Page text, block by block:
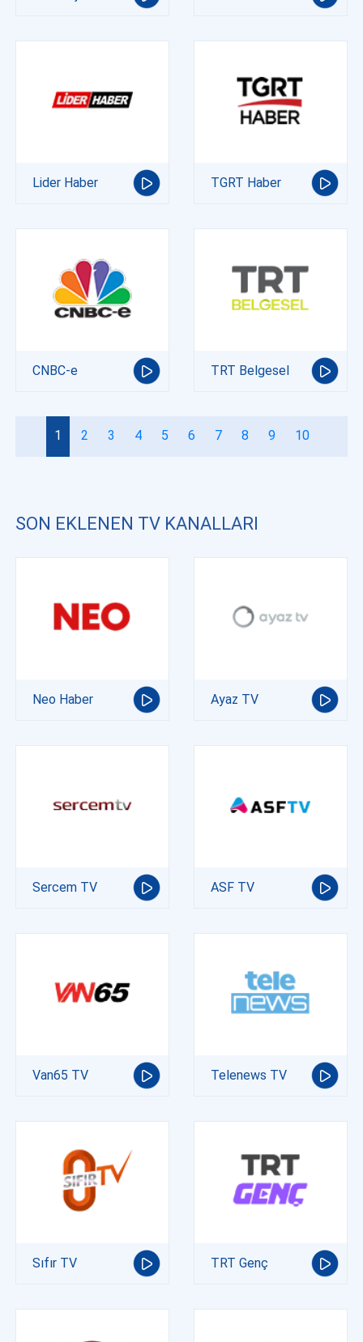
Lider Haber TGRT Haber
CNBC-e TRT Belgesel
1 2 3 4 5 6 7 8 9 10
SON EKLENEN TV KANALLARI
Neo Haber Ayaz TV
Sercem TV ASF TV
Van65 TV Telenews TV
Sıfır TV TRT Genç